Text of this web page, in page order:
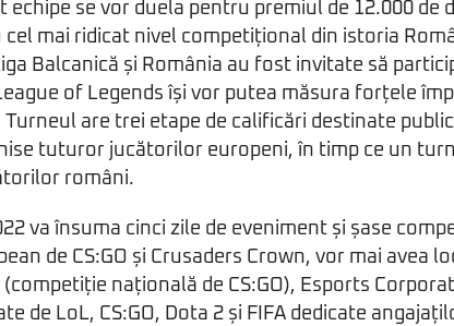
echipe se vor duela pentru premiul de 12.000 de
cel mai ridicat nivel competițional din istoria
Balcanică și România au fost invitate să
of Legends își vor putea măsura forțele
are trei etape de calificări destinate
tuturor jucătorilor europeni, în timp ce un
români.
va însuma cinci zile de eveniment și șase
de CS:GO și Crusaders Crown, vor mai avea
națională de CS:GO), Esports
de LoL, CS:GO, Dota 2 și FIFA dedicate